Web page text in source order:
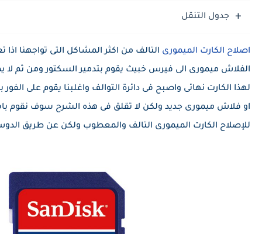
جدول التنقل
اصلاح الكارت الميمورى التالف من اكثر المشاكل التى تواجهنا اذا
الفلاش ميمورى الى فيرس خبيث يقوم بتدمير السكتور ومن ثم
لهذا الكارت نهائى واصبح فى دائرة التوالف واغلبنا يقوم على
او فلاش ميمورى جديد ولكن لا تقلق فى هذه الشرح سوف نقوم
للإصلاح الكارت الميمورى التالف والمعطوب ولكن عن طريق